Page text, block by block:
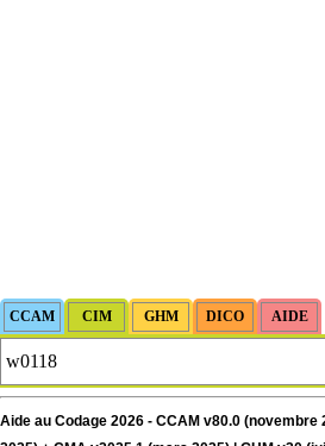
Aide au Codage 2026 - CCAM v80.0 (novembre